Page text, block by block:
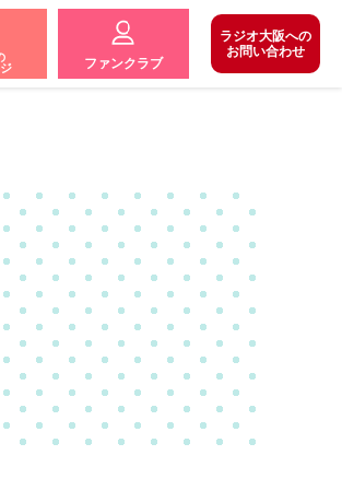
ファンクラブ
ラジオ大阪への
お問い合わせ